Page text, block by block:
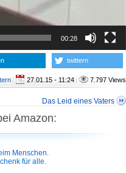
00:28
twittern
| 27.01.15 - 11:24 | 7.797 Views
Das Leid eines Vaters
Amazon:
Menschen.
für alle.